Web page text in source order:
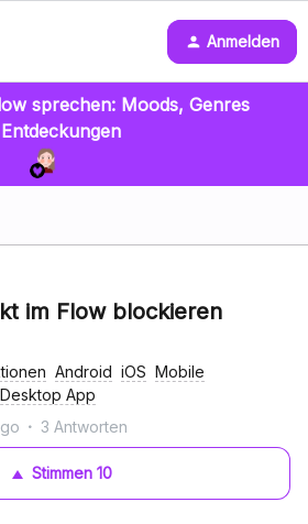
Anmelden
sprechen: Moods, Genres
im Flow blockieren
Android iOS Mobile
App
3 Antworten
Stimmen10